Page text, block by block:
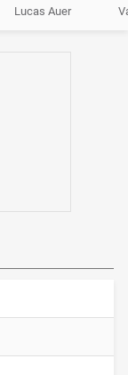
Lucas Auer